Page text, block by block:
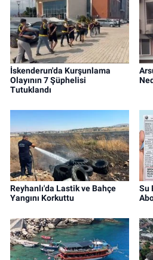
İskenderun'da Kurşunlama
Olayının 7 Şüphelisi
Tutuklandı
Reyhanlı'da Lastik ve Bahçe
Yangını Korkuttu
Su